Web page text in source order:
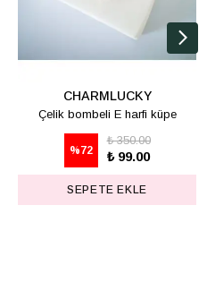
CHARMLUCKY
Çelik bombeli E harfi küpe
%72
₺ 350.00
₺ 99.00
SEPETE EKLE